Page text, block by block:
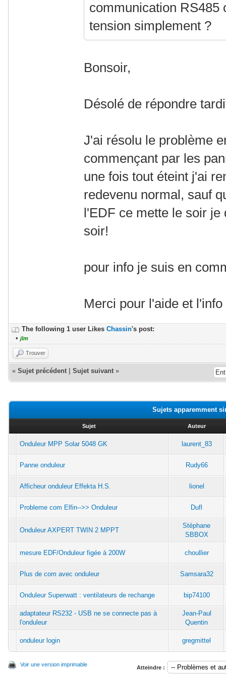
communication RS485
tension simplement ?
Bonsoir,
Désolé de répondre
J'ai résolu le problème
commençant par les
une fois tout éteint j'ai
redevenu normal, sauf
l'EDF ce mette le soir je
soir!
pour info je suis en
Merci pour l'aide et l'info
The following 1 user Likes Chassin's post:
• jlm
Trouver
« Sujet précédent Sujet suivant »
Sujets apparemment
Sujet Auteur
Onduleur MPP Solar 5048 GK laurent_83
Panne onduleur Rudy66
Afficheur onduleur Effekta H.S. lionel
Probleme com Elfin-->> Onduleur Dufl
Onduleur AXPERT TWIN 2 MPPT
Stéphane
SBBOX
mesure EDF/Onduleur figée à 200W choullier
Plus de com avec onduleur Samsara32
Onduleur Superwatt : ventilateurs de rechange bip74100
adaptateur RS232 - USB ne se connecte pas à
l'onduleur
Jean-Paul
Quentin
onduleur login gregmittel
Voir une version imprimable Atteindre :